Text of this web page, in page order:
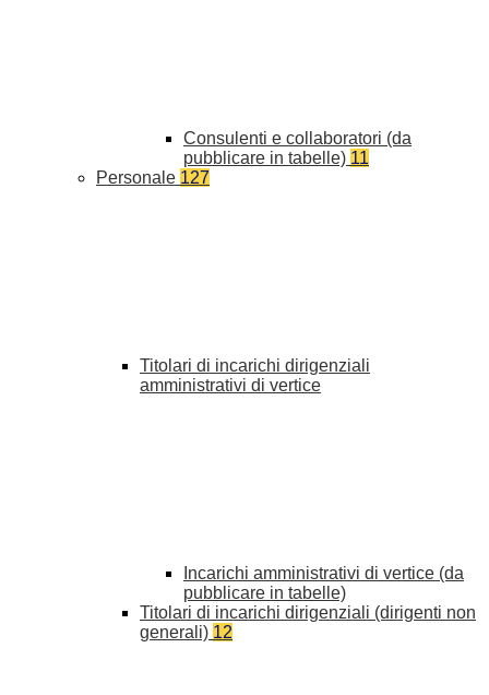
Consulenti e collaboratori (da
pubblicare in tabelle) 11
Personale 127
Titolari di incarichi dirigenziali
amministrativi di vertice
Incarichi amministrativi di vertice (da
pubblicare in tabelle)
Titolari di incarichi dirigenziali (dirigenti non
generali) 12